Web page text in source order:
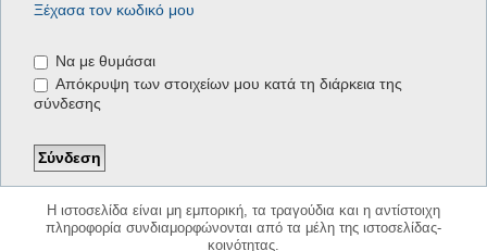
Ξέχασα τον κωδικό μου
Να με θυμάσαι
Απόκρυψη των στοιχείων μου κατά τη διάρκεια της
σύνδεσης
Η ιστοσελίδα είναι μη εμπορική, τα τραγούδια και η αντίστοιχη
πληροφορία συνδιαμορφώνονται από τα μέλη της ιστοσελίδας-
κοινότητας.